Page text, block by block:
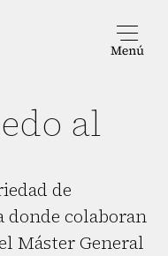
al
de
donde colaboran
Máster General